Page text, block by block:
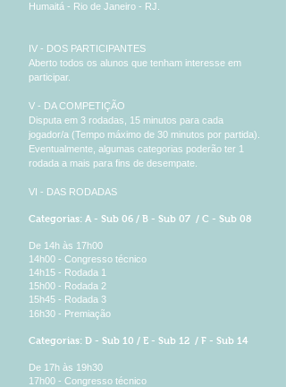
Humaitá - Rio de Janeiro - RJ.
IV - DOS PARTICIPANTES
Aberto todos os alunos que tenham interesse em
participar.
V - DA COMPETIÇÃO
Disputa em 3 rodadas, 15 minutos para cada
jogador/a (Tempo máximo de 30 minutos por partida).
Eventualmente, algumas categorias poderão ter 1
rodada a mais para fins de desempate.
VI - DAS RODADAS
Categorias: A - Sub 06 / B - Sub 07 / C - Sub 08
De 14h às 17h00
14h00 - Congresso técnico
14h15 - Rodada 1
15h00 - Rodada 2
15h45 - Rodada 3
16h30 - Premiação
Categorias: D - Sub 10 / E - Sub 12 / F - Sub 14
De 17h às 19h30
17h00 - Congresso técnico